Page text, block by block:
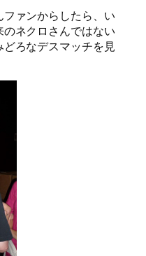
ァンからしたら、い
ネクロさんではない
ろなデスマッチを見